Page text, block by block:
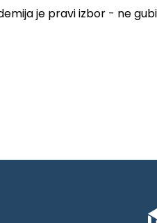
je pravi izbor - ne